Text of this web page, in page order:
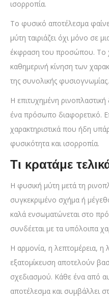
ισορροπία.
Το φυσικό αποτέλεσμα
μύτη ταιριάζει όχι μόνο σε
έκφραση του προσώπου. Το
καθημερινή κίνηση των
της συνολικής φυσιογνωμίας.
Η επιτυχημένη
ένα πρόσωπο διαφορετικό.
χαρακτηριστικά που ήδη
φυσικότητα και ισορροπία.
Τι κρατάμε
Η φυσική μύτη μετά τη
συγκεκριμένο σχήμα ή
καλά ενσωματώνεται στο
συνδέεται με τα υπόλοιπα
Η αρμονία, η λεπτομέρεια, η
εξατομίκευση αποτελούν
σχεδιασμού. Κάθε ένα από
αποτέλεσμα και συμβάλλει